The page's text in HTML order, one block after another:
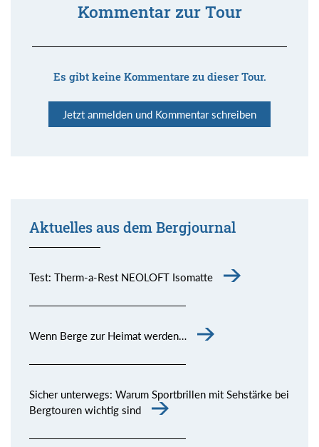
Kommentar zur Tour
Es gibt keine Kommentare zu dieser Tour.
Jetzt anmelden und Kommentar schreiben
Aktuelles aus dem Bergjournal
Test: Therm-a-Rest NEOLOFT Isomatte
Wenn Berge zur Heimat werden…
Sicher unterwegs: Warum Sportbrillen mit Sehstärke bei
Bergtouren wichtig sind